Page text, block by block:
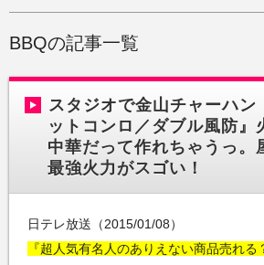
BBQの記事一覧
スタジオで金山チャーハン
ットコンロ／ダブル風防』
中華だって作れちゃうっ。
最強火力がスゴい！
日テレ放送（2015/01/08）
『超人気有名人のありえない商品売れる